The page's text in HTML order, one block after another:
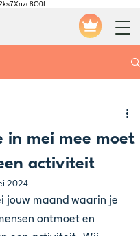
in mei mee moet
activiteit
2024
jouw maand waarin je
ontmoet en